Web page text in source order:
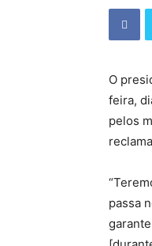
O
feira,
pelos
passa